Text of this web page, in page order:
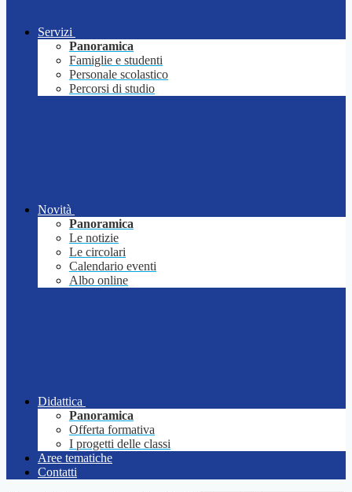
Servizi
Panoramica
Famiglie e studenti
Personale scolastico
Percorsi di studio
Novità
Panoramica
Le notizie
Le circolari
Calendario eventi
Albo online
Didattica
Panoramica
Offerta formativa
I progetti delle classi
Aree tematiche
Contatti